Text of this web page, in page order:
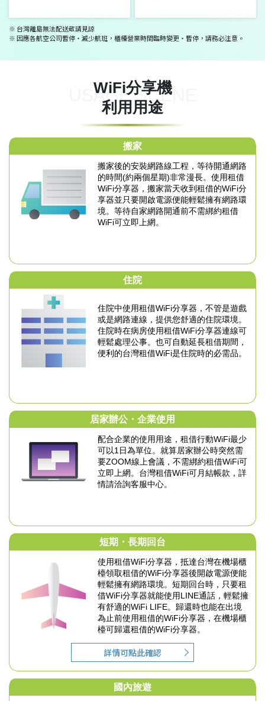
※ 台灣離島無法配送敬請見諒
※ 因應各航空公司暫停・減少航班，櫃檯營業時間臨時變更・暫停，請務必注意。
搬家
搬家後的安裝網路線工程，等待開通網路
的時間(約兩個星期)非常漫長。 使用租借
WiFi分享器，搬家當天收到租借的WiFi分
享器並只要開啟電源便能輕鬆擁有網路環
境。 等待自家網路開通前不需綁約租借
WiFi可立即上網。
USAGE SCENE
WiFi分享機
利用用途
住院
住院中使用租借WiFi分享器，不管是遊戲
或是網路連線，提供您舒適的住院環境。
住院時在病房使用租借WiFi分享器連線可
輕鬆處理公事。也可自動延長租借期間，
便利的台灣租借WiFi是住院時的必需品。
居家辦公・企業使用
配合企業的使用用途，租借行動WiFi最少
可以1日為單位。就算居家辦公時突然需
要ZOOM線上會議，不需綁約租借WiFi可
立即上網。 台灣租借WiFi可月結帳款，詳
情請洽詢客服中心。
短期・長期回台
使用租借WiFi分享器，抵達台灣在機場櫃
檯領取租借的WiFi分享器後開啟電源便能
輕鬆擁有網路環境。 短期回台時，只要租
借WiFi分享器就能使用LINE通話， 輕鬆擁
有舒適的WiFi LIFE。 歸還時也能在出境
為止前使用租借的WiFi分享器， 在機場櫃
檯可歸還租借的WiFi分享器。
詳情可點此確認
國內旅遊